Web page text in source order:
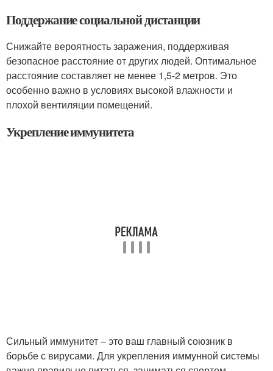
Поддержание социальной дистанции
Снижайте вероятность заражения, поддерживая
безопасное расстояние от других людей. Оптимальное
расстояние составляет не менее 1,5-2 метров. Это
особенно важно в условиях высокой влажности и
плохой вентиляции помещений.
Укрепление иммунитета
Сильный иммунитет – это ваш главный союзник в
борьбе с вирусами. Для укрепления иммунной системы